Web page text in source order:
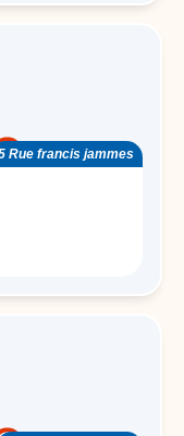
Rue francis jammes